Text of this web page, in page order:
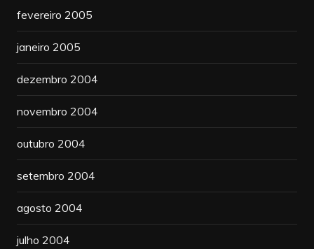
fevereiro 2005
janeiro 2005
dezembro 2004
novembro 2004
outubro 2004
setembro 2004
agosto 2004
julho 2004